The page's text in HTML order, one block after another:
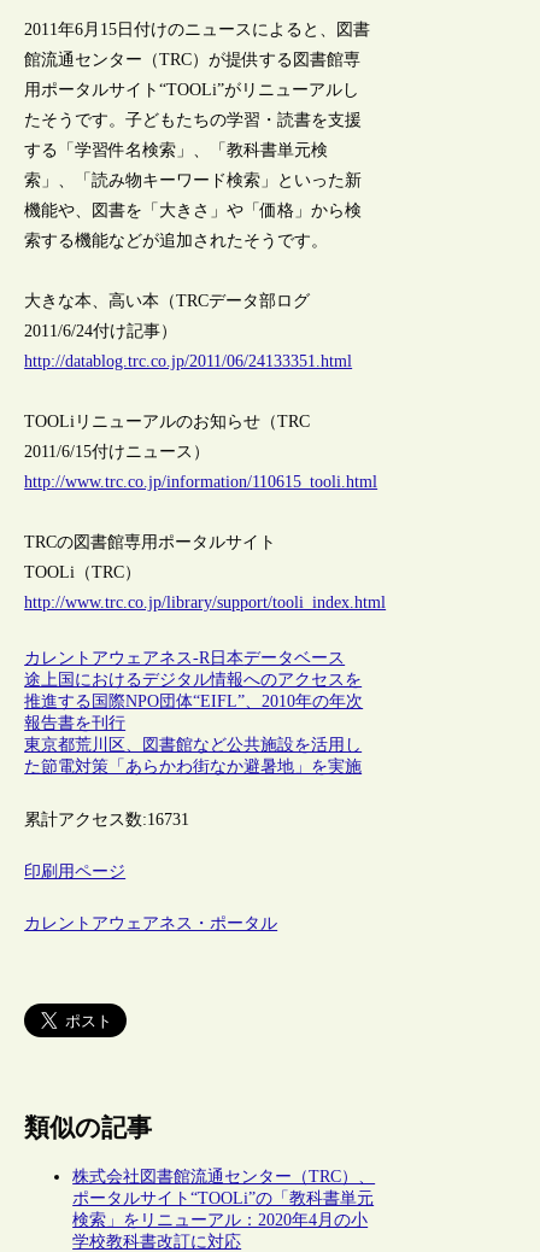
2011年6月15日付けのニュースによると、図書
館流通センター（TRC）が提供する図書館専
用ポータルサイト“TOOLi”がリニューアルし
たそうです。子どもたちの学習・読書を支援
する「学習件名検索」、「教科書単元検
索」、「読み物キーワード検索」といった新
機能や、図書を「大きさ」や「価格」から検
索する機能などが追加されたそうです。
大きな本、高い本（TRCデータ部ログ
2011/6/24付け記事）
http://datablog.trc.co.jp/2011/06/24133351.html
TOOLiリニューアルのお知らせ（TRC
2011/6/15付けニュース）
http://www.trc.co.jp/information/110615_tooli.html
TRCの図書館専用ポータルサイト
TOOLi（TRC）
http://www.trc.co.jp/library/support/tooli_index.html
カレントアウェアネス-R日本データベース
途上国におけるデジタル情報へのアクセスを
推進する国際NPO団体“EIFL”、2010年の年次
報告書を刊行
東京都荒川区、図書館など公共施設を活用し
た節電対策「あらかわ街なか避暑地」を実施
累計アクセス数:16731
印刷用ページ
カレントアウェアネス・ポータル
類似の記事
株式会社図書館流通センター（TRC）、
ポータルサイト“TOOLi”の「教科書単元
検索」をリニューアル：2020年4月の小
学校教科書改訂に対応